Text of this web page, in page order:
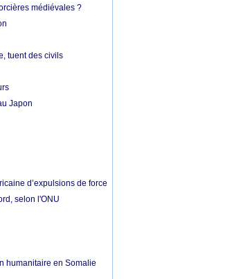
médiévales ?
tuent des civils
Japon
d’expulsions de force
selon l'ONU
humanitaire en Somalie